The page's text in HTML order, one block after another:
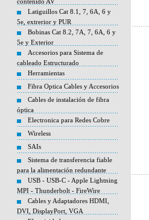
Latiguillos Cat 8.1, 7, 6A, 6 y
5e, extrerior y PUR
Bobinas Cat 8.2, 7A, 7, 6A, 6 y
5e y Exterior
Accesorios para Sistema de
cableado Estructurado
Herramientas
Fibra Optica Cables y Accesorios
Cables de instalación de fibra
óptica
Electronica para Redes Cobre
Wireless
SAIs
Sistema de transferencia fiable
para la alimentación redundante
USB - USB-C - Apple Lightning
MPI - Thunderbolt - FireWire
Cables y Adaptadores HDMI,
DVI, DisplayPort, VGA